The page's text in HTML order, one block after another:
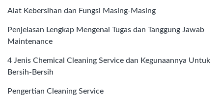
Alat Kebersihan dan Fungsi Masing-Masing
Penjelasan Lengkap Mengenai Tugas dan Tanggung Jawab
Maintenance
4 Jenis Chemical Cleaning Service dan Kegunaannya Untuk
Bersih-Bersih
Pengertian Cleaning Service